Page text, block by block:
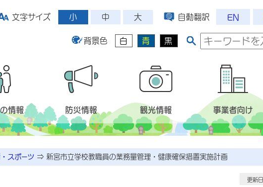
文字サイズ
小 中 大 自動翻訳 EN
背景色 白 青 黒
情報 防災情報 観光情報 事業者向け
スポーツ ⇒ 新宮市立学校教職員の業務量管理・健康確保措置実施計画
更新日